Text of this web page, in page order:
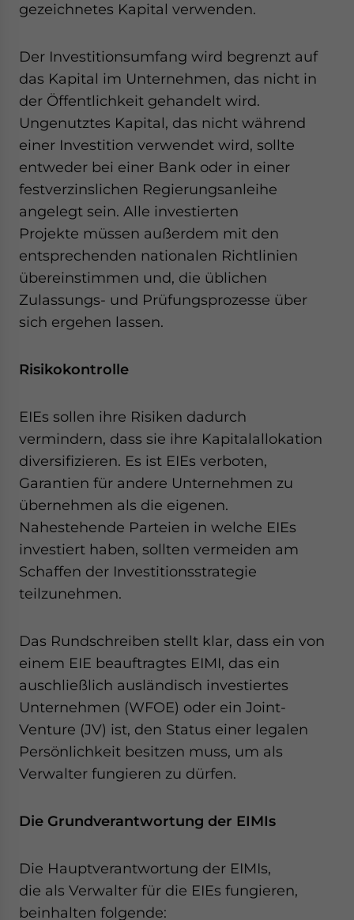
gezeichnetes Kapital verwenden.
Der Investitionsumfang wird begrenzt auf
das Kapital im Unternehmen, das nicht in
der Öffentlichkeit gehandelt wird.
Ungenutztes Kapital, das nicht während
einer Investition verwendet wird, sollte
entweder bei einer Bank oder in einer
festverzinslichen Regierungsanleihe
angelegt sein. Alle investierten
Projekte müssen außerdem mit den
entsprechenden nationalen Richtlinien
übereinstimmen und, die üblichen
Zulassungs- und Prüfungsprozesse über
sich ergehen lassen.
Risikokontrolle
EIEs sollen ihre Risiken dadurch
vermindern, dass sie ihre Kapitalallokation
diversifizieren. Es ist EIEs verboten,
Garantien für andere Unternehmen zu
übernehmen als die eigenen.
Nahestehende Parteien in welche EIEs
investiert haben, sollten vermeiden am
Schaffen der Investitionsstrategie
teilzunehmen.
Das Rundschreiben stellt klar, dass ein von
einem EIE beauftragtes EIMI, das ein
auschließlich ausländisch investiertes
Unternehmen (WFOE) oder ein Joint-
Venture (JV) ist, den Status einer legalen
Persönlichkeit besitzen muss, um als
Verwalter fungieren zu dürfen.
Die Grundverantwortung der EIMIs
Die Hauptverantwortung der EIMIs,
die als Verwalter für die EIEs fungieren,
beinhalten folgende: